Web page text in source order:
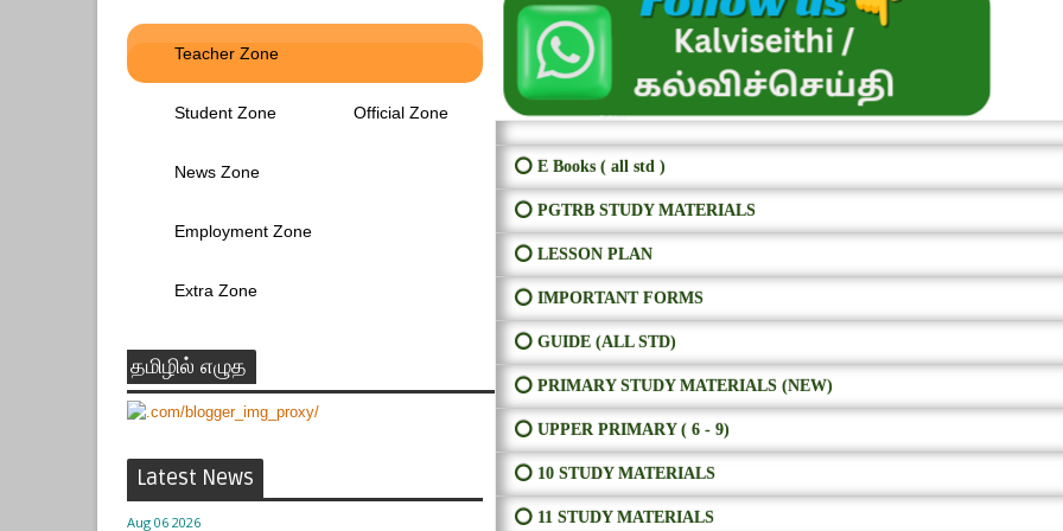
Teacher Zone
Student Zone Official Zone
News Zone
Employment Zone
Extra Zone
தமிழில் எழுத
Latest News
Aug 06 2026
⭕ E Books ( all std )
⭕ PGTRB STUDY MATERIALS
⭕ LESSON PLAN
⭕ IMPORTANT FORMS
⭕ GUIDE (ALL STD)
⭕ PRIMARY STUDY MATERIALS (NEW)
⭕ UPPER PRIMARY ( 6 - 9)
⭕ 10 STUDY MATERIALS
⭕ 11 STUDY MATERIALS